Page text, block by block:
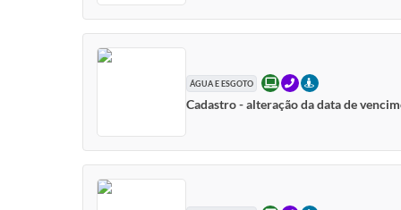
ÁGUA E ESGOTO ONLINETELEFONEPRESENCIAL
Cadastro - alteração da data de